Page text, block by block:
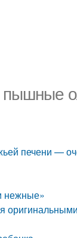
печени —
нежные»